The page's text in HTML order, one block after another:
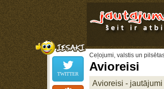
Ceļojumi, valstis un
Avioreisi
Avioreisi -
TWITTER